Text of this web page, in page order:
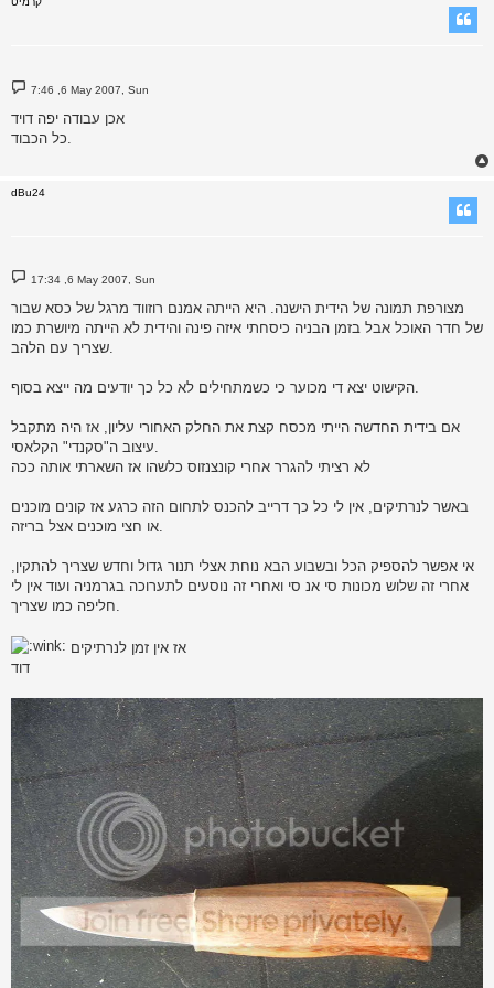
P
o
t
7:46 ,6 May 2007, Sun
אכן עבודה יפה דויד
dBu24
P
t
17:34 ,6 May 2007, Sun
מצורפת תמונה של הידית הישנה. היא הייתה אמנם רוזווד מרגל של כסא שבור
של חדר האוכל אבל בזמן הבניה כיסחתי איזה פינה והידית לא הייתה מיושרת כמו
שצריך עם הלהב.
הקישוט יצא די מכוער כי כשמתחילים לא כל כך יודעים מה ייצא בסוף.
אם בידית החדשה הייתי מכסח קצת את החלק האחורי עליון, אז היה מתקבל
עיצוב ה"סקנדי" הקלאסי.
לא רציתי להגרר אחרי קונצנזוס כלשהו אז השארתי אותה ככה
באשר לנרתיקים, אין לי כל כך דרייב להכנס לתחום הזה כרגע אז קונים מוכנים
או חצי מוכנים אצל בריזה.
אי אפשר להספיק הכל ובשבוע הבא נוחת אצלי תנור גדול וחדש שצריך להתקין,
אחרי זה שלוש מכונות סי אנ סי ואחרי זה נוסעים לתערוכה בגרמניה ועוד אין לי
חליפה כמו שצריך.
אז אין זמן לנרתיקים
דוד